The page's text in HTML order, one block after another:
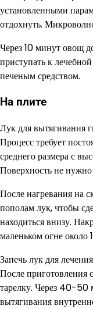
установленными
отдохнуть.
Через 10 минут овощ
приступать к
печеным средством.
На плите
Лук для вытягивания
Процесс требует
среднего размера с
Поверхность не
После нагревания на
пополам лук, чтобы
находиться внизу.
маленьком огне около
Запечь лук для
После приготовления
тарелку. Через 40-50
вытягивания